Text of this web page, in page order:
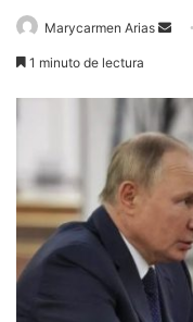
Marycarmen Arias
Send
1 minuto de lectura